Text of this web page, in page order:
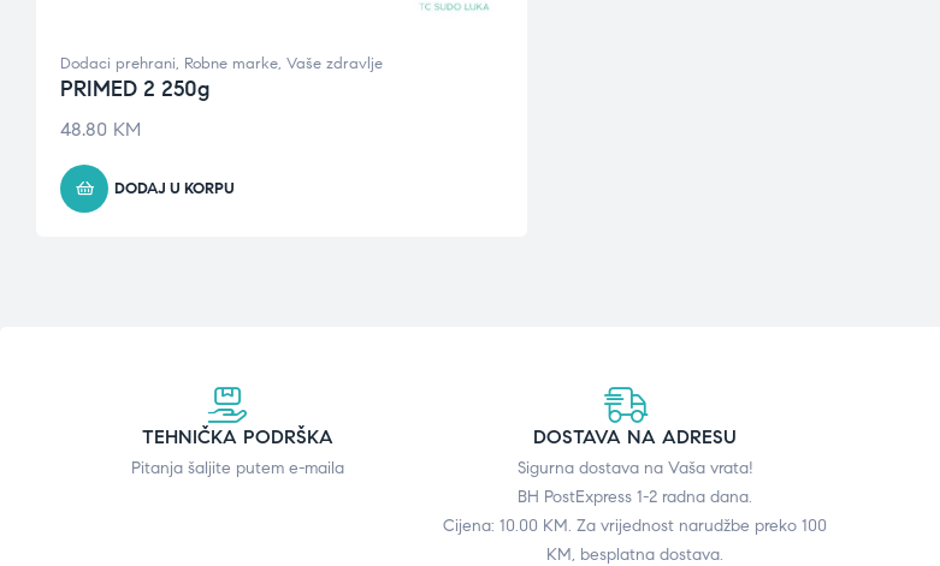
Dodaci prehrani, Robne marke, Vaše zdravlje
PRIMED 2 250g
48.80 KM
DODAJ U KORPU
TEHNIČKA PODRŠKA
Pitanja šaljite putem e-maila
DOSTAVA NA ADRESU
Sigurna dostava na Vaša vrata!
BH PostExpress 1-2 radna dana.
Cijena: 10.00 KM. Za vrijednost narudžbe preko 100
KM, besplatna dostava.